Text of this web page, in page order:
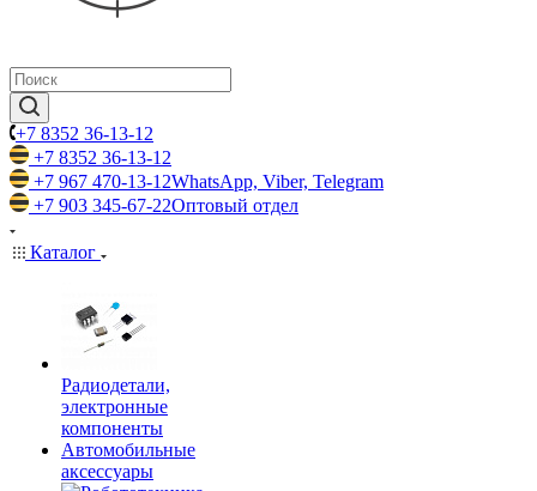
+7 8352 36-13-12
+7 8352 36-13-12
+7 967 470-13-12WhatsApp, Viber, Telegram
+7 903 345-67-22Оптовый отдел
Каталог
Радиодетали,
электронные
компоненты
Автомобильные
аксессуары